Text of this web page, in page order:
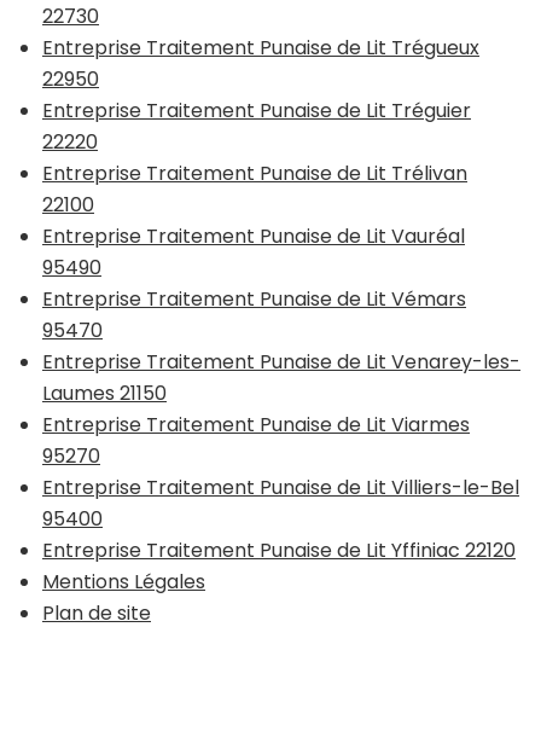
22730
Entreprise Traitement Punaise de Lit Trégueux
22950
Entreprise Traitement Punaise de Lit Tréguier
22220
Entreprise Traitement Punaise de Lit Trélivan
22100
Entreprise Traitement Punaise de Lit Vauréal
95490
Entreprise Traitement Punaise de Lit Vémars
95470
Entreprise Traitement Punaise de Lit Venarey-les-
Laumes 21150
Entreprise Traitement Punaise de Lit Viarmes
95270
Entreprise Traitement Punaise de Lit Villiers-le-Bel
95400
Entreprise Traitement Punaise de Lit Yffiniac 22120
Mentions Légales
Plan de site